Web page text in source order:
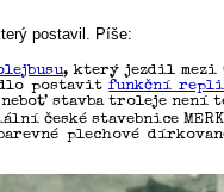
postavil. Píše:
, který jezdil mezi
postavitfunkční
neboť stavba troleje není
české stavebnice
plechové